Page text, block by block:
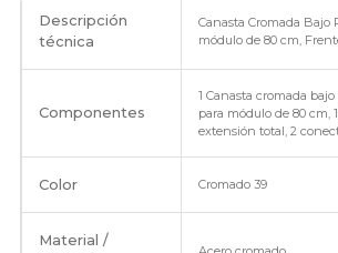
Descripción
técnica
Canasta Cromada Bajo
módulo de 80 cm,
Componentes
1 Canasta cromada
para módulo de 80 cm,
extensión total, 2
Color Cromado 39
Material /